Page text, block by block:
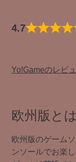
4.7
Yo!Gameのレビ
欧州版と
欧州版のゲーム
ンソールでお楽